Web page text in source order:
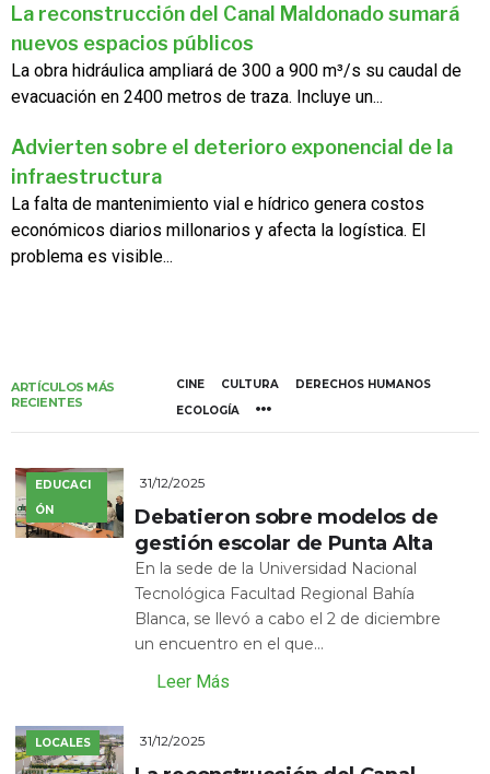
La reconstrucción del Canal Maldonado sumará
nuevos espacios públicos
La obra hidráulica ampliará de 300 a 900 m³/s su caudal de
evacuación en 2400 metros de traza. Incluye un...
Advierten sobre el deterioro exponencial de la
infraestructura
La falta de mantenimiento vial e hídrico genera costos
económicos diarios millonarios y afecta la logística. El
problema es visible...
ARTÍCULOS MÁS
RECIENTES
CINE CULTURA
DERECHOS HUMANOS
ECOLOGÍA
EDUCACI
ÓN
31/12/2025
Debatieron sobre modelos de
gestión escolar de Punta Alta
En la sede de la Universidad Nacional
Tecnológica Facultad Regional Bahía
Blanca, se llevó a cabo el 2 de diciembre
un encuentro en el que...
Leer Más
LOCALES 31/12/2025